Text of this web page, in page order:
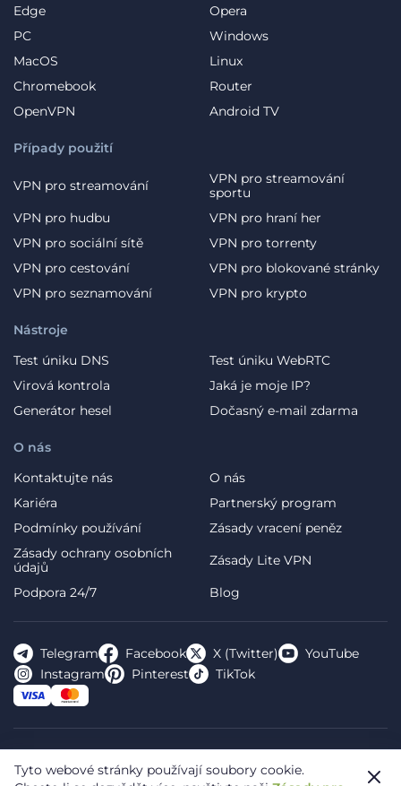
Edge
Opera
PC
Windows
MacOS
Linux
Chromebook
Router
OpenVPN
Android TV
Případy použití
VPN pro streamování
VPN pro streamování
sportu
VPN pro hudbu
VPN pro hraní her
VPN pro sociální sítě
VPN pro torrenty
VPN pro cestování
VPN pro blokované stránky
VPN pro seznamování
VPN pro krypto
O nás
Kontaktujte nás
O nás
Kariéra
Partnerský program
Podmínky používání
Zásady vracení peněz
Zásady ochrany osobních
údajů
Zásady Lite VPN
Podpora 24/7
Blog
Nástroje
Test úniku DNS
Test úniku WebRTC
Virová kontrola
Jaká je moje IP?
Generátor hesel
Dočasný e-mail zdarma
Telegram Facebook X (Twitter)
YouTube
Instagram
Pinterest TikTok
Campus, Sectorul 2, Bulevardul Dimitrie Pompeiu 5-7,
Tyto webové stránky používají soubory cookie.